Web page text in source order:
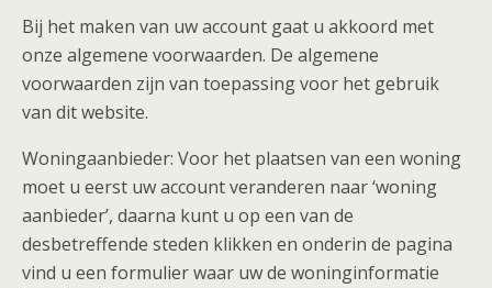
Bij het maken van uw account gaat u akkoord met
onze algemene voorwaarden. De algemene
voorwaarden zijn van toepassing voor het gebruik
van dit website.
Woningaanbieder: Voor het plaatsen van een woning
moet u eerst uw account veranderen naar ‘woning
aanbieder’, daarna kunt u op een van de
desbetreffende steden klikken en onderin de pagina
vind u een formulier waar uw de woninginformatie